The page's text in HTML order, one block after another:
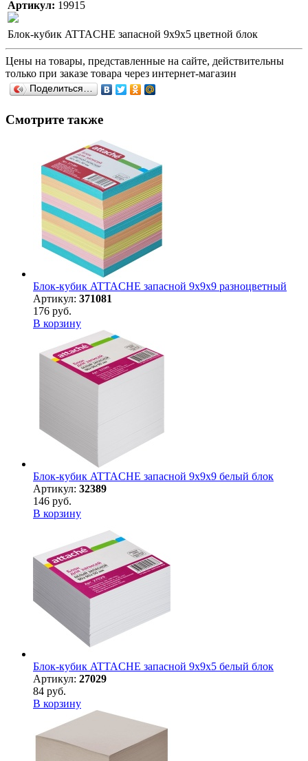
Артикул: 19915
Блок-кубик ATTACHE запасной 9х9х5 цветной блок
Цены на товары, представленные на сайте, действительны
только при заказе товара через интернет-магазин
Поделиться…
Смотрите также
Блок-кубик ATTACHE запасной 9х9х9 разноцветный
Артикул: 371081
176 руб.
В корзину
Блок-кубик ATTACHE запасной 9х9х9 белый блок
Артикул: 32389
146 руб.
В корзину
Блок-кубик ATTACHE запасной 9х9х5 белый блок
Артикул: 27029
84 руб.
В корзину